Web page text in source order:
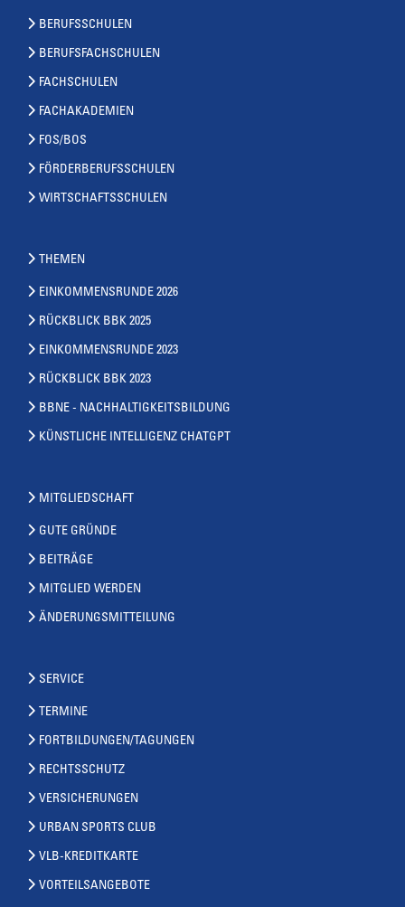
BERUFSSCHULEN
BERUFSFACHSCHULEN
FACHSCHULEN
FACHAKADEMIEN
FOS/BOS
FÖRDERBERUFSSCHULEN
WIRTSCHAFTSSCHULEN
THEMEN
EINKOMMENSRUNDE 2026
RÜCKBLICK BBK 2025
EINKOMMENSRUNDE 2023
RÜCKBLICK BBK 2023
BBNE - NACHHALTIGKEITSBILDUNG
KÜNSTLICHE INTELLIGENZ CHATGPT
MITGLIEDSCHAFT
GUTE GRÜNDE
BEITRÄGE
MITGLIED WERDEN
ÄNDERUNGSMITTEILUNG
SERVICE
TERMINE
FORTBILDUNGEN/TAGUNGEN
RECHTSSCHUTZ
VERSICHERUNGEN
URBAN SPORTS CLUB
VLB-KREDITKARTE
VORTEILSANGEBOTE